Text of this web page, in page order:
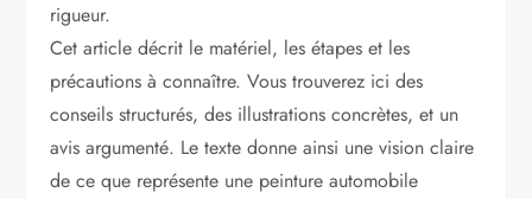
rigueur.
Cet article décrit le matériel, les étapes et les
précautions à connaître. Vous trouverez ici des
conseils structurés, des illustrations concrètes, et un
avis argumenté. Le texte donne ainsi une vision claire
de ce que représente une peinture automobile